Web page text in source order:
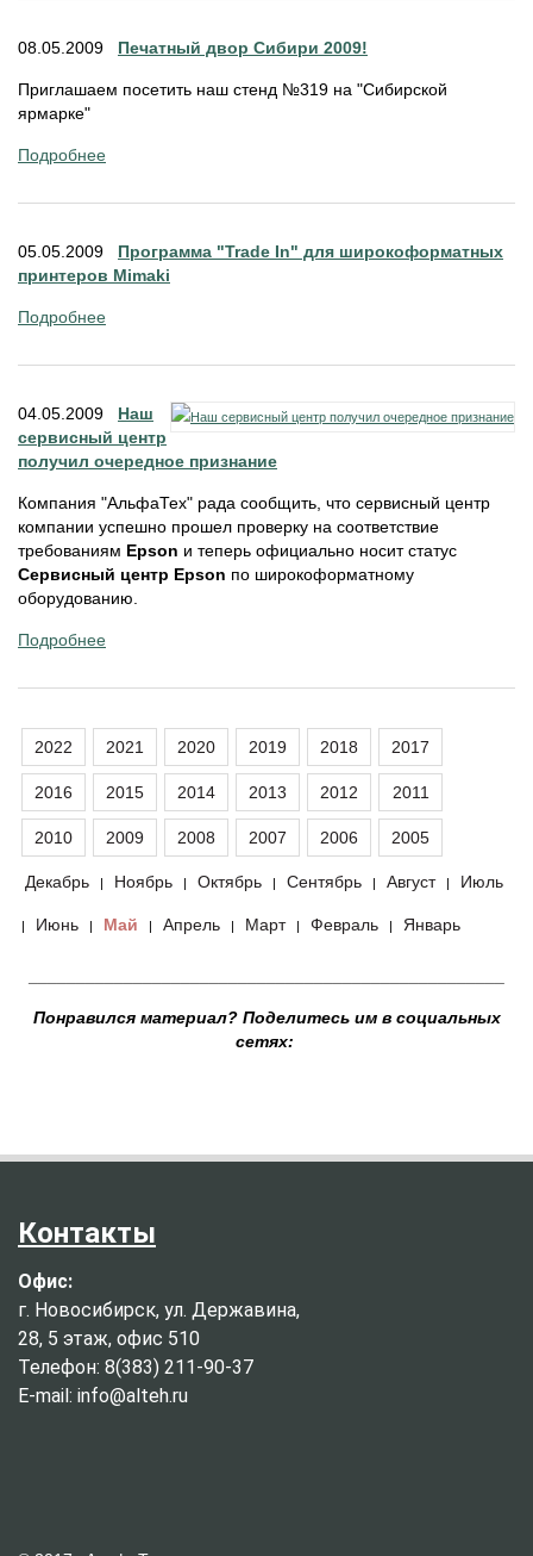
08.05.2009 Печатный двор Сибири 2009!
Приглашаем посетить наш стенд №319 на "Сибирской
ярмарке"
Подробнее
05.05.2009 Программа "Trade In" для широкоформатных
принтеров Mimaki
Подробнее
04.05.2009 Наш
сервисный центр
получил очередное признание
Компания "АльфаТех" рада сообщить, что сервисный центр
компании успешно прошел проверку на соответствие
требованиям Epson и теперь официально носит статус
Сервисный центр Epson по широкоформатному
оборудованию.
Подробнее
2022 2021 2020 2019 2018 2017
2016 2015 2014 2013 2012 2011
2010 2009 2008 2007 2006 2005
Декабрь | Ноябрь | Октябрь | Сентябрь | Август | Июль
| Июнь | Май | Апрель | Март | Февраль | Январь
Понравился материал? Поделитесь им в социальных
сетях:
Контакты
Офис:
г. Новосибирск, ул. Державина,
28, 5 этаж, офис 510
Телефон: 8(383) 211-90-37
E-mail: info@alteh.ru